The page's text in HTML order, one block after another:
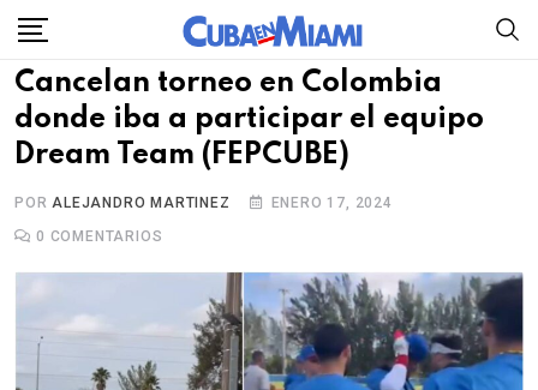
Skip
content
Cancelan torneo en Colombia
donde iba a participar el equipo
Dream Team (FEPCUBE)
PORALEJANDRO MARTINEZ
ENERO 17, 2024
0 COMENTARIOS